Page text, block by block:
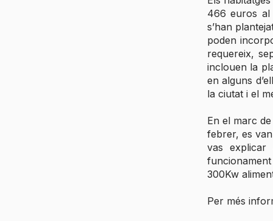
466 euros al
s’han
poden
requereix,
inclouen la
en alguns
la ciutat i el
En el marc
febrer, es
vas explicar
300Kw
Per més